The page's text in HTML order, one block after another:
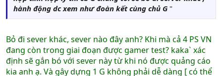
hành động dc xem như đoàn kết cùng chủ G "
Bỏ đi sever khác, sever nào đây anh? Khi mà cả 4 PS VN
đang còn trong giai đoạn được gamer test? kaka` xác
định sẽ gắn bó với sever này từ khi nó được quảng cáo
kia anh ạ. Và gây dựng 1 G không phải dễ dàng [ có thể